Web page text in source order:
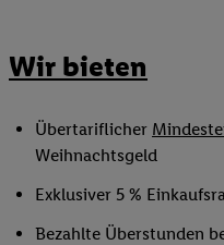
Wir bieten
Übertariflicher
Weihnachtsgeld
Exklusiver 5 %
Bezahlte Überstunden